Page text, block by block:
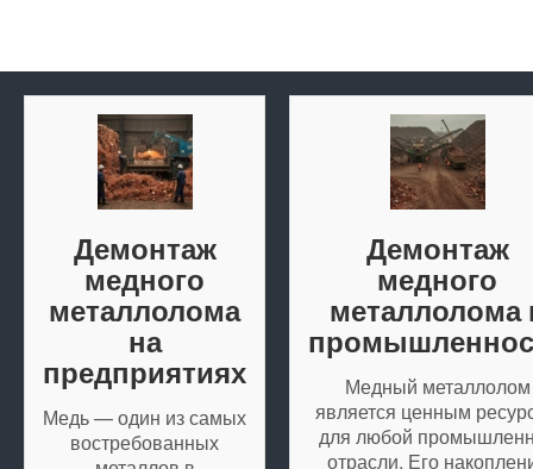
Демонтаж
медного
металлолома
на
предприятиях
Медь — один из самых
востребованных
Демонтаж
медного
металлолома
Медный металлолом
является ценным
для любой
отрасли. Его